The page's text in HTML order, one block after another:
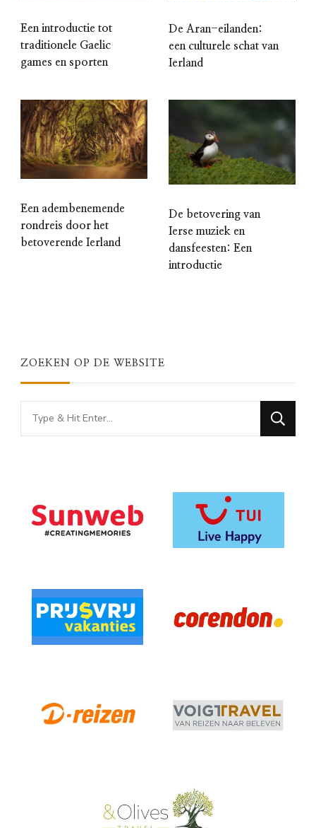
Een introductie tot
traditionele Gaelic
games en sporten
De Aran-eilanden:
een culturele schat van
Ierland
Een adembenemende
rondreis door het
betoverende Ierland
De betovering van
Ierse muziek en
dansfeesten: Een
introductie
ZOEKEN OP DE WEBSITE
Looking
for